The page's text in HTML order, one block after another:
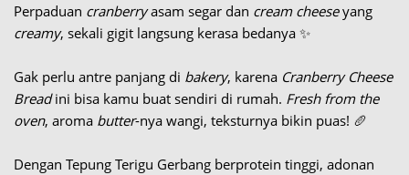
Perpaduan cranberryasam segar dan cream cheeseyang
creamy, sekali gigit langsung kerasa bedanya ✨
Gak perlu antre panjang di bakery, karena Cranberry Cheese
Breadini bisa kamu buat sendiri di rumah. Fresh from the
oven, aroma butter-nya wangi, teksturnya bikin puas! 🥖
Dengan Tepung Terigu Gerbang berprotein tinggi, adonan